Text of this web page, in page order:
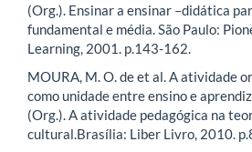
(Org.). Ensinar a ensinar –didática
fundamental e média. São Paulo:
Learning, 2001. p.143-162.
MOURA, M. O. de et al. A atividade
como unidade entre ensino e
(Org.). A atividade pedagógica na
cultural.Brasília: Liber Livro, 2010.